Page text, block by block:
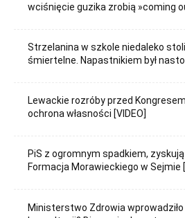
wciśnięcie guzika zrobią »coming
Strzelanina w szkole niedaleko
śmiertelne. Napastnikiem był
Lewackie rozróby przed
ochrona własności [VIDEO]
PiS z ogromnym spadkiem,
Formacja Morawieckiego w Sejmie
Ministerstwo Zdrowia